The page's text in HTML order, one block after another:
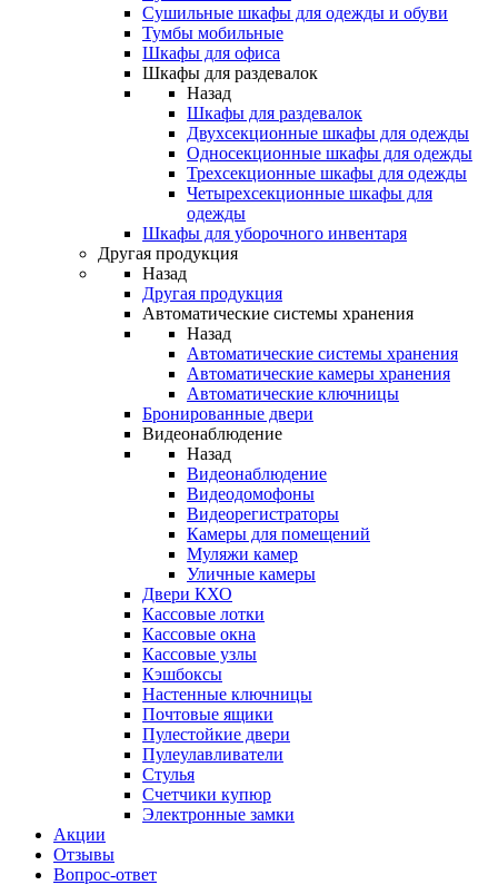
Сушильные шкафы для одежды и обуви
Тумбы мобильные
Шкафы для офиса
Шкафы для раздевалок
Назад
Шкафы для раздевалок
Двухсекционные шкафы для одежды
Односекционные шкафы для одежды
Трехсекционные шкафы для одежды
Четырехсекционные шкафы для
одежды
Шкафы для уборочного инвентаря
Другая продукция
Назад
Другая продукция
Автоматические системы хранения
Назад
Автоматические системы хранения
Автоматические камеры хранения
Автоматические ключницы
Бронированные двери
Видеонаблюдение
Назад
Видеонаблюдение
Видеодомофоны
Видеорегистраторы
Камеры для помещений
Муляжи камер
Уличные камеры
Двери КХО
Кассовые лотки
Кассовые окна
Кассовые узлы
Кэшбоксы
Настенные ключницы
Почтовые ящики
Пулестойкие двери
Пулеулавливатели
Стулья
Счетчики купюр
Электронные замки
Акции
Отзывы
Вопрос-ответ